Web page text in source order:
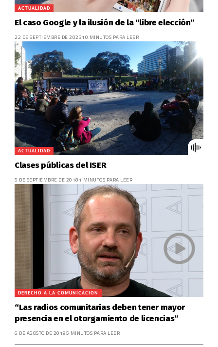
ACTUALIDAD
El caso Google y la ilusión de la “libre elección”
22 DE SEPTIEMBRE DE 202310 MINUTOS PARA LEER
ACTUALIDAD
Clases públicas del ISER
5 DE SEPTIEMBRE DE 2018 1 MINUTOS PARA LEER
DERECHO A LA COMUNICACION
“Las radios comunitarias deben tener mayor
presencia en el otorgamiento de licencias”
6 DE AGOSTO DE 20195 MINUTOS PARA LEER